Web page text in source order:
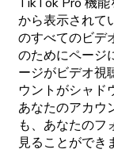
から表示されて
のすべてのビデ
のためにページ
ージがビデオ視
ウントがシャド
あなたのアカウ
も、あなたのフ
見ることができ